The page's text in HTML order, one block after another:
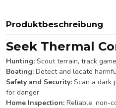
Produktbeschreibung
Seek Thermal
Hunting: Scout terrain, track
Boating: Detect and locate
Safety and Security: Scan a dark
for danger
Home Inspection: Reliable, non-